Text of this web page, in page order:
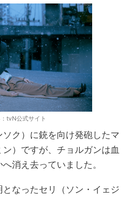
tvN公式サイト
ク）に銃を向け発砲したマ
）ですが、チョルガンは血
消え去っていました。
なったセリ（ソン・イェジ